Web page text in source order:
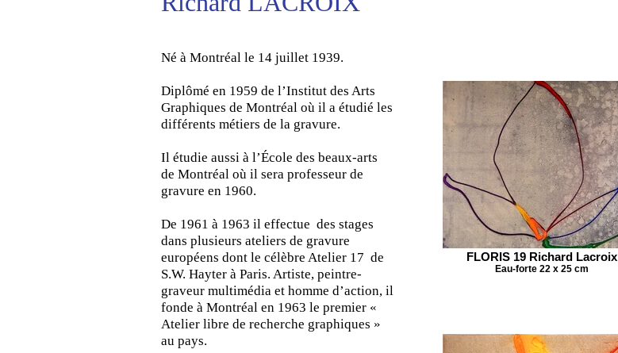
Né à Montréal le 14 juillet 1939.
Diplômé en 1959 de l’Institut des Arts
Graphiques de Montréal où il a étudié les
différents métiers de la gravure.
Il étudie aussi à l’École des beaux-arts
de Montréal où il sera professeur de
gravure en 1960.
De 1961 à 1963 il effectue des stages
dans plusieurs ateliers de gravure
européens dont le célèbre Atelier 17 de
S.W. Hayter à Paris. Artiste, peintre-
graveur multimédia et homme d’action, il
fonde à Montréal en 1963 le premier «
Atelier libre de recherche graphiques »
au pays.
FLORIS 19 Richard Lacroix
Eau-forte 22 x 25 cm